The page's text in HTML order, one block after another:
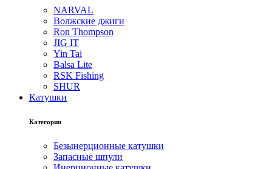
NARVAL
Волжские джиги
Ron Thompson
JIG IT
Yin Tai
Balsa Lite
RSK Fishing
SHUR
Катушки
Категории
Безынерционные катушки
Запасные шпули